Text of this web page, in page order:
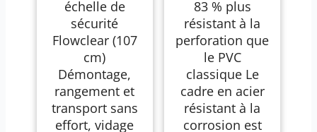
échelle de
sécurité
Flowclear (107
cm)
Démontage,
rangement et
transport sans
effort, vidage
83 % plus
résistant à la
perforation que
le PVC
classique Le
cadre en acier
résistant à la
corrosion est